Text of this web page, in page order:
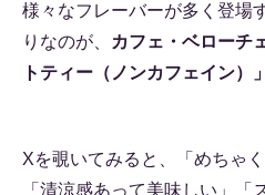
様々なフレーバーが多く登場
りなのが、
カフェ・ベローチ
トティー（ノンカフェイン）」
Xを覗いてみると、「めちゃ
「清涼感あって美味しい」「